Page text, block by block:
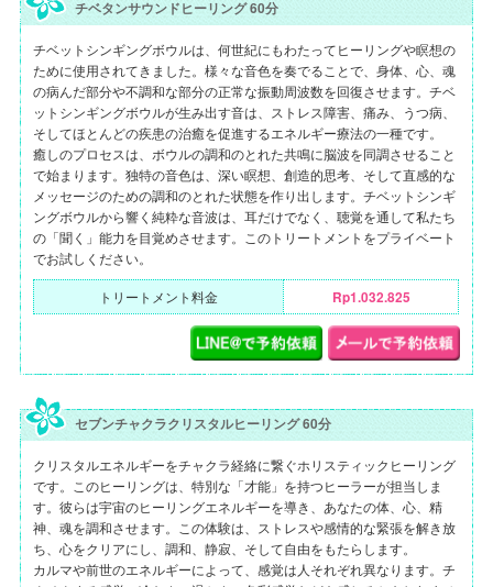
チベタンサウンドヒーリング 60分
チベットシンギングボウルは、何世紀にもわたってヒーリングや瞑想の
ために使用されてきました。様々な音色を奏でることで、身体、心、魂
の病んだ部分や不調和な部分の正常な振動周波数を回復させます。チベ
ットシンギングボウルが生み出す音は、ストレス障害、痛み、うつ病、
そしてほとんどの疾患の治癒を促進するエネルギー療法の一種です。
癒しのプロセスは、ボウルの調和のとれた共鳴に脳波を同調させること
で始まります。独特の音色は、深い瞑想、創造的思考、そして直感的な
メッセージのための調和のとれた状態を作り出します。チベットシンギ
ングボウルから響く純粋な音波は、耳だけでなく、聴覚を通して私たち
の「聞く」能力を目覚めさせます。このトリートメントをプライベート
でお試しください。
トリートメント料金 Rp1.032.825
セブンチャクラクリスタルヒーリング 60分
クリスタルエネルギーをチャクラ経絡に繋ぐホリスティックヒーリング
です。このヒーリングは、特別な「才能」を持つヒーラーが担当しま
す。彼らは宇宙のヒーリングエネルギーを導き、あなたの体、心、精
神、魂を調和させます。この体験は、ストレスや感情的な緊張を解き放
ち、心をクリアにし、調和、静寂、そして自由をもたらします。
カルマや前世のエネルギーによって、感覚は人それぞれ異なります。チ